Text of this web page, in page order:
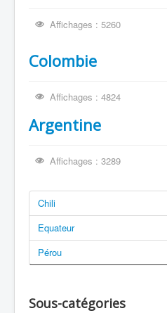
Affichages : 5260
Colombie
Affichages : 4824
Argentine
Affichages : 3289
Chili
Equateur
Pérou
Sous-catégories